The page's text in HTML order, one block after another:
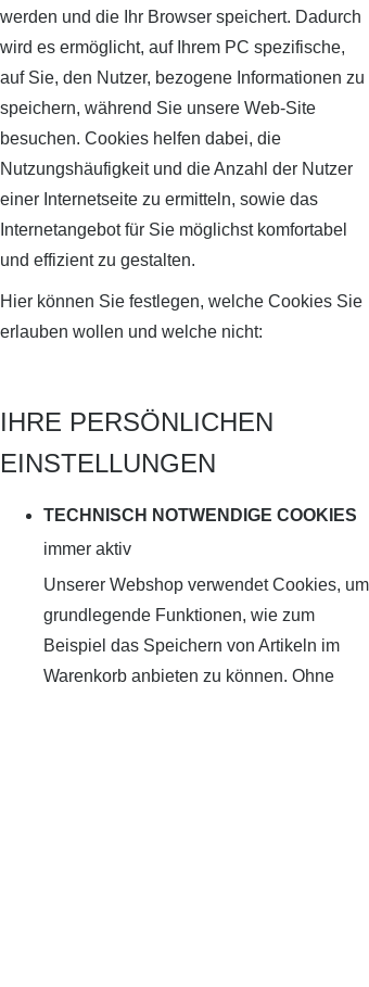
werden und die Ihr Browser speichert. Dadurch
wird es ermöglicht, auf Ihrem PC spezifische,
auf Sie, den Nutzer, bezogene Informationen zu
speichern, während Sie unsere Web-Site
besuchen. Cookies helfen dabei, die
Nutzungshäufigkeit und die Anzahl der Nutzer
einer Internetseite zu ermitteln, sowie das
Internetangebot für Sie möglichst komfortabel
und effizient zu gestalten.
Hier können Sie festlegen, welche Cookies Sie
erlauben wollen und welche nicht:
IHRE PERSÖNLICHEN
EINSTELLUNGEN
TECHNISCH NOTWENDIGE COOKIES
immer aktiv
Unserer Webshop verwendet Cookies, um
grundlegende Funktionen, wie zum
Beispiel das Speichern von Artikeln im
Warenkorb anbieten zu können. Ohne